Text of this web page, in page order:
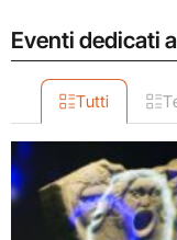
Eventi dedicati
Tutti